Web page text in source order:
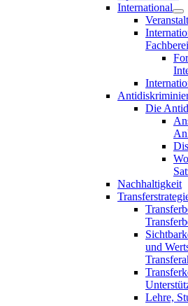
International
Die
Nachhaltigkeit
und
Lehre,